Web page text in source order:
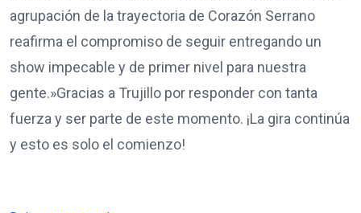
agrupación de la trayectoria de Corazón Serrano
reafirma el compromiso de seguir entregando un
show impecable y de primer nivel para nuestra
gente.»​Gracias a Trujillo por responder con tanta
fuerza y ser parte de este momento. ¡La gira continúa
y esto es solo el comienzo!